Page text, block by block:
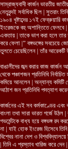
সাম্রাজ্যবাদী কার্জন ভারতীয়
নেতৃবৃন্দই সর্বাধিক ছিল | সুতরাং
১৯০৪ খৃষ্টাব্দের ১৭ই ফেব্রুয়ারি
ইংরেজকে বহু অশান্তিতে ফেলবে |
একতায় | তাকে ভাগ করা হলে তার
করে ফেলা |” বঙ্গভঙ্গের সবচেয়ে
তুলতে চেয়েছিলেন | তাঁর আরেকটি
বাঙালীদের জব্দ করার কাজ
থেকে পঞ্চাশজন প্রতিনিধি
কমিয়ে আনলেন | অন্যান্য কমিটি
আঠাশ জন প্রতিনিধি পদত্যাগ
কার্জনের এই সব কর্মকাণ্ডের এবং
বাংলা তথা সারা ভারত গর্জে উঠল
গভর্মেন্টকে বাধ্য হয়ে বঙ্গভঙ্গ রদ
না | যাই হোক ইংরেজ হিসেবে
বিশ্বের নানা দেশ ও
| তিনি এ প্রস্তাব খারিজ করে দেন